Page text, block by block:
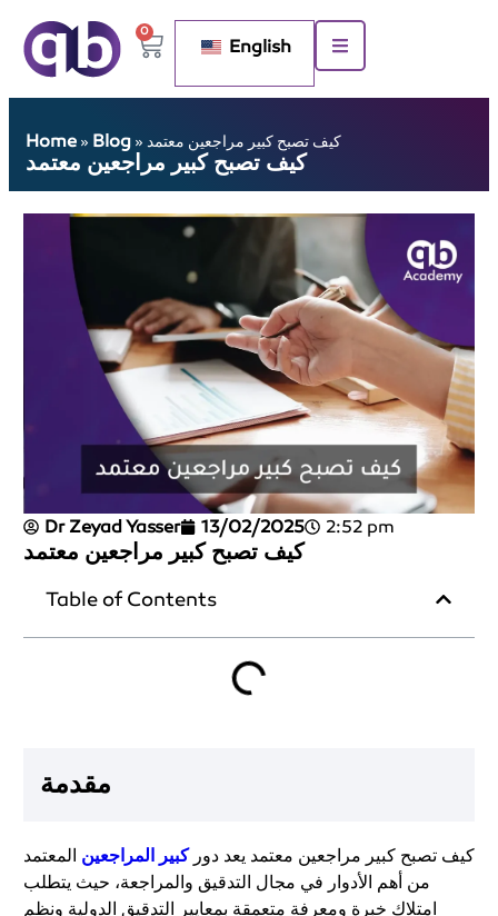
0
English
Home » Blog » كيف تصبح كبير مراجعين معتمد
كيف تصبح كبير مراجعين معتمد
Dr Zeyad Yasser 13/02/2025 2:52 pm
كيف تصبح كبير مراجعين معتمد
Table of Contents
مقدمة
كيف تصبح كبير مراجعين معتمد يعد دوركبير المراجعين المعتمد
من أهم الأدوار في مجال التدقيق والمراجعة، حيث يتطلب
امتلاك خبرة ومعرفة متعمقة بمعايير التدقيق الدولية ونظم